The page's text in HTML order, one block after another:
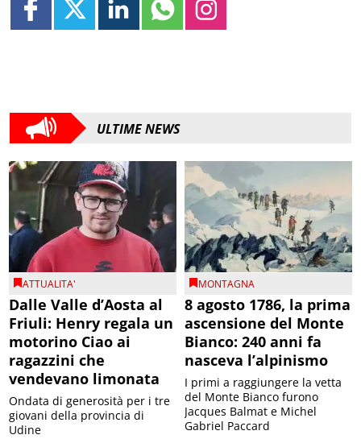
ULTIME NEWS
ATTUALITA'
Dalle Valle d’Aosta al
Friuli: Henry regala un
motorino Ciao ai
ragazzini che
vendevano limonata
Ondata di generosità per i tre
giovani della provincia di
Udine
MONTAGNA
8 agosto 1786, la prima
ascensione del Monte
Bianco: 240 anni fa
nasceva l’alpinismo
I primi a raggiungere la vetta
del Monte Bianco furono
Jacques Balmat e Michel
Gabriel Paccard